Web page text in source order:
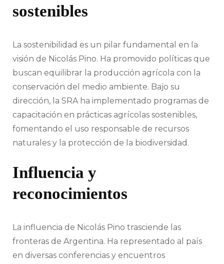
sostenibles
La sostenibilidad es un pilar fundamental en la
visión de Nicolás Pino. Ha promovido políticas que
buscan equilibrar la producción agrícola con la
conservación del medio ambiente. Bajo su
dirección, la SRA ha implementado programas de
capacitación en prácticas agrícolas sostenibles,
fomentando el uso responsable de recursos
naturales y la protección de la biodiversidad.
Influencia y
reconocimientos
La influencia de Nicolás Pino trasciende las
fronteras de Argentina. Ha representado al país
en diversas conferencias y encuentros